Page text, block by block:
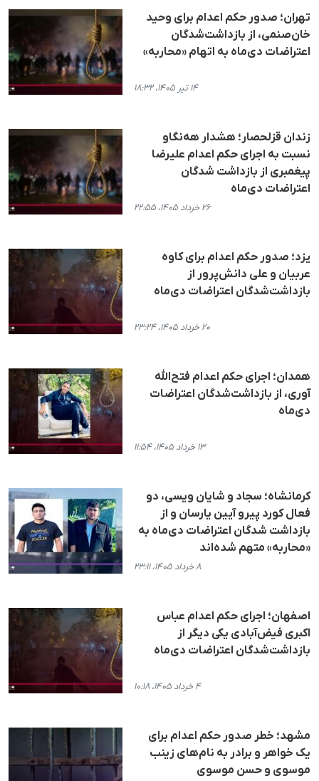
تهران؛ صدور حکم اعدام برای وحید
خان‌صنمی، از بازداشت‌شدگان
اعتراضات دی‌ماه به اتهام «محاربه»
۱۴ تیر ۱۴۰۵، ۱۸:۳۲
زندان قزلحصار؛ هشدار هه‌نگاو
نسبت به اجرای حکم اعدام علیرضا
پیغمبری از بازداشت شدگان
اعتراضات دی‌ماه
۲۶ خرداد ۱۴۰۵، ۲۲:۵۵
یزد؛ صدور حکم اعدام برای کاوه
عربیان و علی دانش‌پرور از
بازداشت‌شدگان اعتراضات دی‌ماه
۲۰ خرداد ۱۴۰۵، ۲۳:۲۴
همدان؛ اجرای حکم اعدام فتح‌الله
آوری، از بازداشت‌شدگان اعتراضات
دی‌ماه
۱۳ خرداد ۱۴۰۵، ۱۱:۵۴
کرمانشاه؛ سجاد و شایان ویسی، دو
فعال کورد پیرو آیین یارسان و از
بازداشت شدگان اعتراضات دی‌ماه به
«محاربه» متهم شده‌اند
۸ خرداد ۱۴۰۵، ۲۳:۱۱
اصفهان؛ اجرای حکم اعدام عباس
اکبری فیض‌آبادی یکی دیگر از
بازداشت‌شدگان اعتراضات دی‌ماه
۴ خرداد ۱۴۰۵، ۱۰:۱۸
مشهد؛ خطر صدور حکم اعدام برای
یک خواهر و برادر به نام‌های زینب
موسوی و حسن موسوی